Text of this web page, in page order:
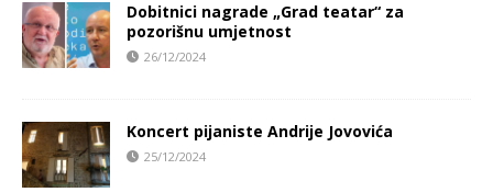
Dobitnici nagrade „Grad teatar“ za
pozorišnu umjetnost
26/12/2024
Koncert pijaniste Andrije Jovovića
25/12/2024